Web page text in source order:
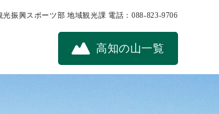
光振興スポーツ部 地域観光課 電話：088-823-9706
高知の山一覧